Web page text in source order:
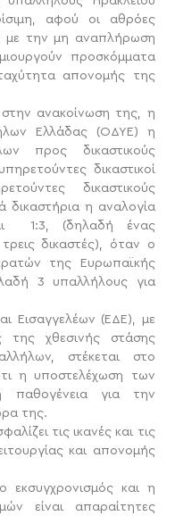
αφού οι αθρόες
με την μη αναπλήρωση
προσκόμματα
απονομής της
ανακοίνωση της, η
Ελλάδας (ΟΔΥΕ) η
προς δικαστικούς
δικαστικοί
δικαστικούς
η αναλογία
1:3, (δηλαδή ένας
δικαστές), όταν ο
της Ευρωπαϊκής
3 υπαλλήλους για
Εισαγγελέων (ΕΔΕ), με
της χθεσινής στάσης
στέκεται στο
η υποστελέχωση των
παθογένεια για την
της.
τις ικανές και τις
και απονομής
εκσυγχρονισμός και η
είναι απαραίτητες